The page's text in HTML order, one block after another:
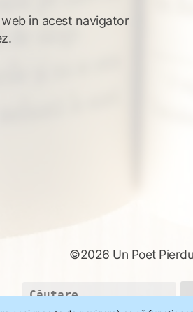
web în acest navigator
©2026 Un Poet
Caută